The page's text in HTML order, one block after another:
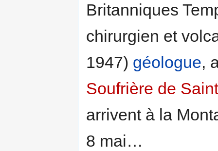
Britanniques
chirurgien et
1947) géologue,
Soufrière de
arrivent à la
8 mai…